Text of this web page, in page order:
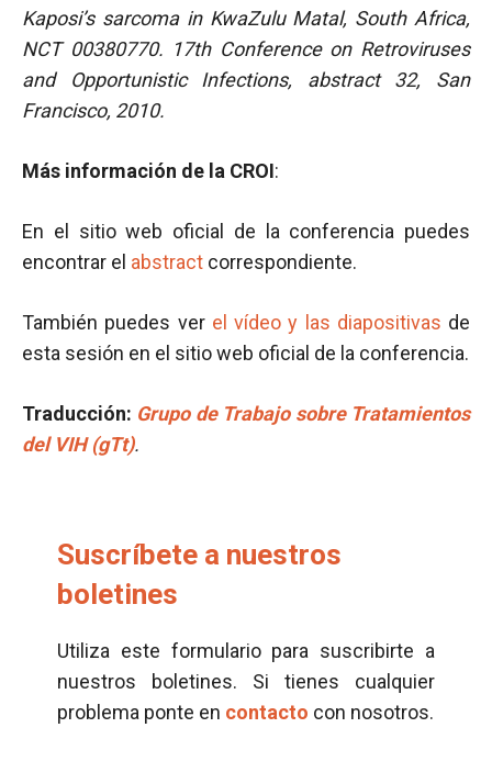
Kaposi’s sarcoma in KwaZulu Matal, South Africa,
NCT 00380770. 17th Conference on Retroviruses
and Opportunistic Infections, abstract 32, San
Francisco, 2010.
Más información de la CROI:
En el sitio web oficial de la conferencia puedes
encontrar el abstract correspondiente.
También puedes ver el vídeo y las diapositivas de
esta sesión en el sitio web oficial de la conferencia.
Traducción: Grupo de Trabajo sobre Tratamientos
del VIH (gTt).
Suscríbete a nuestros
boletines
Utiliza este formulario para suscribirte a
nuestros boletines. Si tienes cualquier
problema ponte en contacto con nosotros.